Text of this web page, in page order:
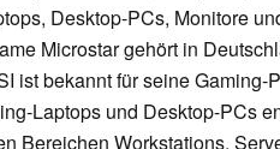
Desktop-PCs, Monitore
Microstar gehört in
ist bekannt für seine Gaming-
Laptops und Desktop-PCs
Bereichen Workstations,